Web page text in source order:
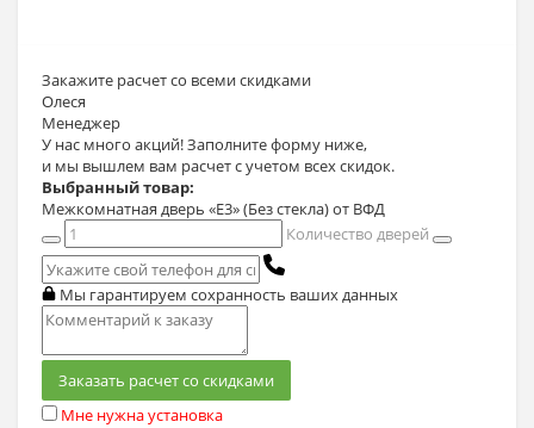
Закажите расчетсо всеми скидками
Олеся
Менеджер
У нас много акций! Заполните форму ниже,
и мы вышлем вам расчет с учетом всех скидок.
Выбранный товар:
Межкомнатная дверь «E3» (Без стекла) от ВФД
Количество дверей
Мы гарантируем сохранность ваших данных
Заказать расчет со скидками
Мне нужна установка